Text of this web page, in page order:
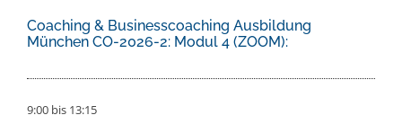
Coaching & Businesscoaching Ausbildung
München CO-2026-2: Modul 4 (ZOOM):
9:00 bis 13:15